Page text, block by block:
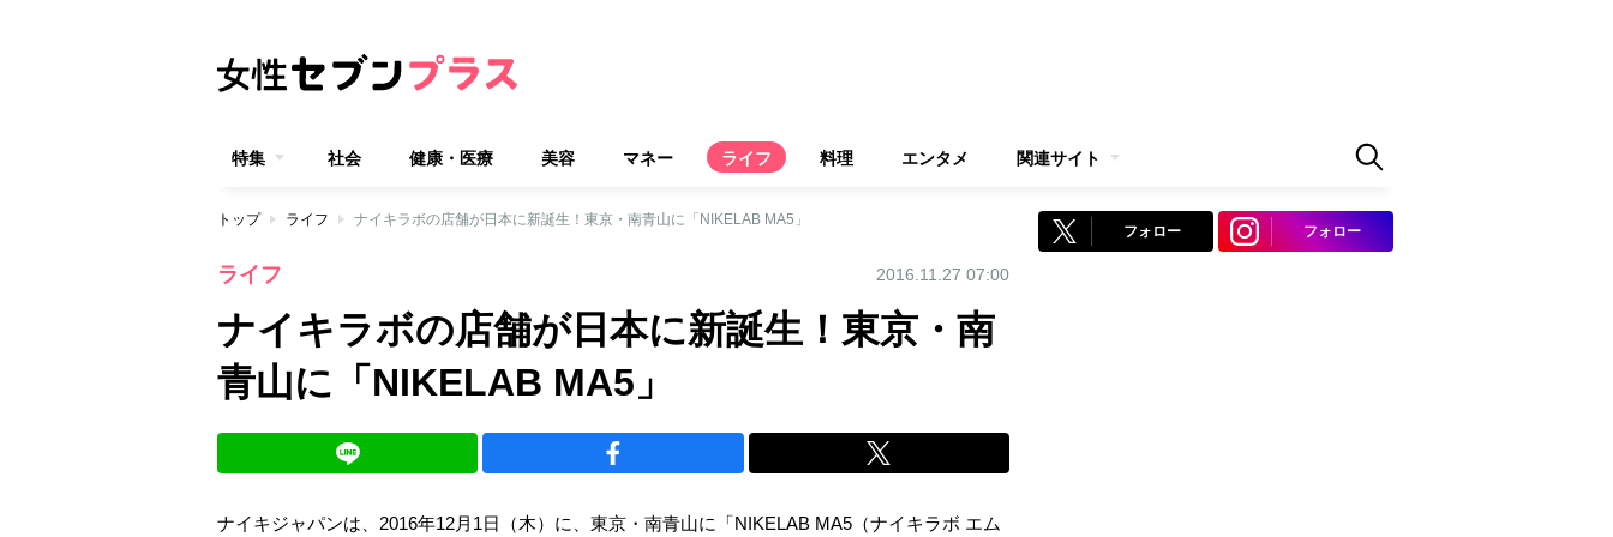
特集 社会 健康・医療 美容 マネー ライフ 料理 エンタメ 関連サイト
トップ ライフ ナイキラボの店舗が日本に新誕生！東京・南青山に「NIKELAB MA5」
ライフ 2016.11.27 07:00
ナイキラボの店舗が日本に新誕生！東京・南
青山に「NIKELAB MA5」
ナイキジャパンは、2016年12月1日（木）に、東京・南青山に「NIKELAB MA5（ナイキラボ エム
フォロー フォロー